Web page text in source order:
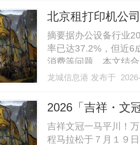
40%-60%优惠，兼顾
北京租打印机公
质专业服务商
摘要据办公设备行业
率已达37.2%，但近6
消费等问题。本文结
商的核心筛选标准，
市场轻资产转型趋势
龙城信息港 发布于
2026「吉祥・文
吉祥文冠一马平川！
程马拉松于７月１９